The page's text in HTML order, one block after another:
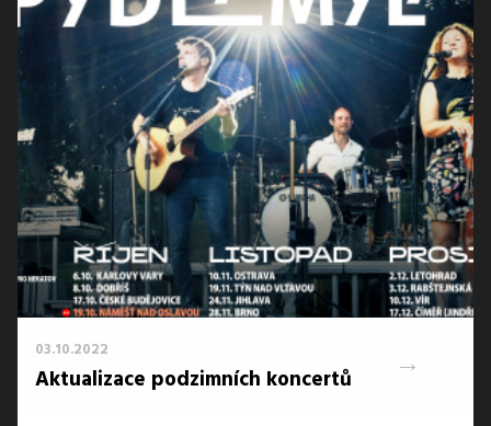
03.10.2022
Aktualizace podzimních koncertů →